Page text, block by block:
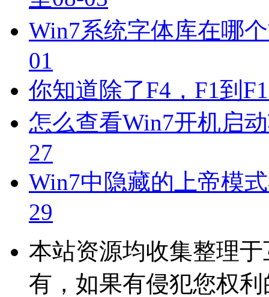
Win7系统字体库在哪
01
你知道除了F4，F1到
怎么查看Win7开机启
27
Win7中隐藏的上帝模
29
本站资源均收集整理
有，如果有侵犯您权